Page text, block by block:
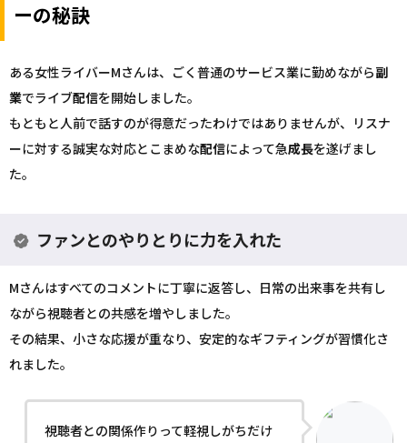
ーの秘訣
ある女性ライバーMさんは、ごく普通のサービス業に勤めながら副
業でライブ配信を開始しました。
もともと人前で話すのが得意だったわけではありませんが、リスナ
ーに対する誠実な対応とこまめな配信によって急成長を遂げまし
た。
ファンとのやりとりに力を入れた
Mさんはすべてのコメントに丁寧に返答し、日常の出来事を共有し
ながら視聴者との共感を増やしました。
その結果、小さな応援が重なり、安定的なギフティングが習慣化さ
れました。
視聴者との関係作りって軽視しがちだけ